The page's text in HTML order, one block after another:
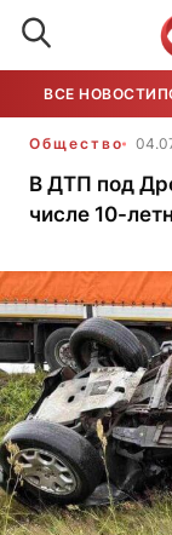
ВСЕ НОВОСТИ
Общество
В ДТП под
числе 10-